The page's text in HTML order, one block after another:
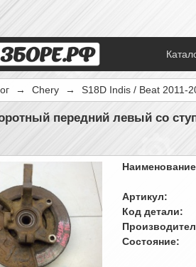
→ Chery → S18D Indis / Beat 2011-
передний левый со
Артикул:
Код детали:
Состояние: